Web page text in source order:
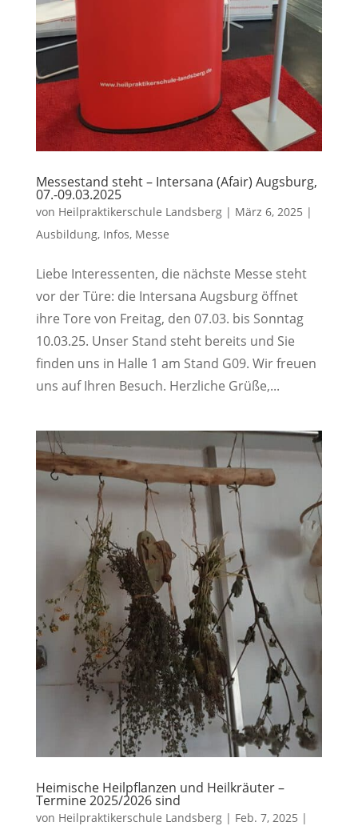
Messestand steht – Intersana (Afair) Augsburg,
07.-09.03.2025
von Heilpraktikerschule Landsberg| März 6, 2025 |
Ausbildung, Infos, Messe
Liebe Interessenten, die nächste Messe steht
vor der Türe: die Intersana Augsburg öffnet
ihre Tore von Freitag, den 07.03. bis Sonntag
10.03.25. Unser Stand steht bereits und Sie
finden uns in Halle 1 am Stand G09. Wir freuen
uns auf Ihren Besuch. Herzliche Grüße,...
Heimische Heilpflanzen und Heilkräuter –
Termine 2025/2026 sind
von Heilpraktikerschule Landsberg| Feb. 7, 2025 |